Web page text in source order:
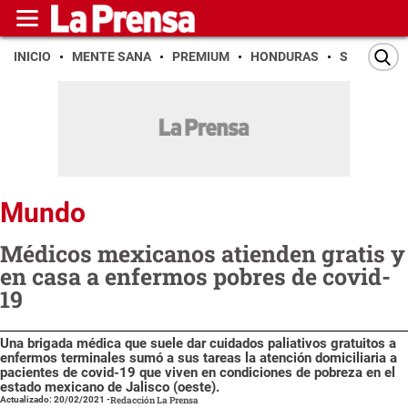
INICIO MENTE SANA PREMIUM HONDURAS SAN PEDRO
Mundo
Médicos mexicanos atienden gratis y
en casa a enfermos pobres de covid-
19
Una brigada médica que suele dar cuidados paliativos gratuitos a
enfermos terminales sumó a sus tareas la atención domiciliaria a
pacientes de covid-19 que viven en condiciones de pobreza en el
estado mexicano de Jalisco (oeste).
Actualizado: 20/02/2021 -Redacción La Prensa